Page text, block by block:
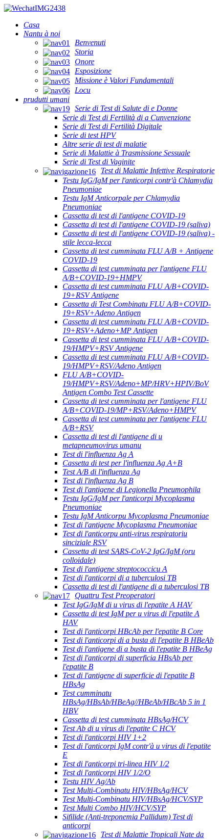
Casa
Nantu à noi
Benvenuti
Storia
Onore
Esposizione
Missione è Valori Fundamentali
Locu
prudutti umani
Serie di Test di Salute di e Donne
Serie di Test di Fertilità di a Cunvenzione
Serie di Test di Fertilità Digitale
Serie di test HPV
Altre serie di test di malatie
Serie di Malattie à Trasmissione Sessuale
Serie di Test di Vaginite
Test di Malattie Infettive Respiratorie
Testu IgG/IgM per l'anticorpi contr'à Chlamydia
Pneumoniae
Testu IgM Anticorpale per Chlamydia
Pneumoniae
Cassetta di test di l'antigene COVID-19
Cassetta di test di l'antigene COVID-19 (saliva)
Cassetta di test di l'antigene COVID-19 (saliva) -
stile lecca-lecca
Cassetta di test cumminata FLU A/B + Antigene
COVID-19
Cassetta di test cumminata per l'antigene FLU
A/B+COVID-19+HMPV
Cassetta di test cumminata FLU A/B+COVID-
19+RSV Antigene
Cassetta di Test Combinatu FLU A/B+COVID-
19+RSV+Adeno Antigen
Cassetta di test cumminatu FLU A/B+COVID-
19+RSV+Adeno+MP Antigen
Cassetta di test cumminata FLU A/B+COVID-
19/HMPV+RSV Antigene
Cassetta di test cumminata FLU A/B+COVID-
19/HMPV+RSV/Adeno Antigen
FLU A/B+COVID-
19/HMPV+RSV/Adeno+MP/HRV+HPIV/BoV
Antigen Combo Test Cassette
Cassetta di test cumminata per l'antigene FLU
A/B+COVID-19/MP+RSV/Adeno+HMPV
Cassetta di test cumminata per l'antigene FLU
A/B+RSV
Cassetta di test di l'antigene di u
metapneumovirus umanu
Test di l'influenza Ag A
Cassetta di test per l'influenza Ag A+B
Test A/B di l'influenza Ag
Test di l'influenza Ag B
Test di l'antigene di Legionella Pneumophila
Testu IgG/IgM per l'anticorpi Mycoplasma
Pneumoniae
Testu IgM Anticorpu Mycoplasma Pneumoniae
Test di l'antigene Mycoplasma Pneumoniae
Test di l'anticorpu anti-virus respiratoriu
sinciziale RSV
Cassetta di test SARS-CoV-2 IgG/IgM (oru
colloidale)
Test di l'antigene streptococcicu A
Test di l'anticorpi di a tuberculosi TB
Cassetta di test di l'antigene di a tuberculosi TB
Quattru Test Preoperatori
Test IgG/IgM di u virus di l'epatite A HAV
Cassetta di test IgM per u virus di l'epatite A
HAV
Test di l'anticorpi HBcAb per l'epatite B Core
Test di l'anticorpi di a busta di l'epatite B HBeAb
Test di l'antigene di a busta di l'epatite B HBeAg
Test di l'anticorpi di superficia HBsAb per
l'epatite B
Test di l'antigene di superficie di l'epatite B
HBsAg
Test cumminatu
HBsAg/HBsAb/HBeAg//HBeAb/HBcAb 5 in 1
HBV
Cassetta di test cumminata HBsAg/HCV
Test Ab di u virus di l'epatite C HCV
Test di l'anticorpi HIV 1+2
Test di l'anticorpi IgM contr'à u virus di l'epatite
E
Test di l'anticorpi tri-linea HIV 1/2
Test di l'anticorpi HIV 1/2/O
Testu HIV Ag/Ab
Test Multi-Combinatu HIV/HBsAg/HCV
Test Multi-Combinatu HIV/HBsAg/HCV/SYP
Test Multi Combo HIV/HCV/SYP
Sifilide (Anti-treponemia Pallidum) Test di
anticorpi
Test di Malattie Tropicali Nate da